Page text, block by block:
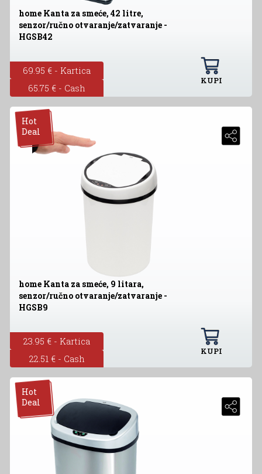
home Kanta za smeće, 42 litre,
senzor/ručno otvaranje/zatvaranje -
HGSB42
69.95 € - Kartica
65.75 € - Cash
KUPI
Hot
Deal
home Kanta za smeće, 9 litara,
senzor/ručno otvaranje/zatvaranje -
HGSB9
23.95 € - Kartica
22.51 € - Cash
KUPI
Hot
Deal